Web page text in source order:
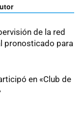
de la red
pronosticado para
en «Club de